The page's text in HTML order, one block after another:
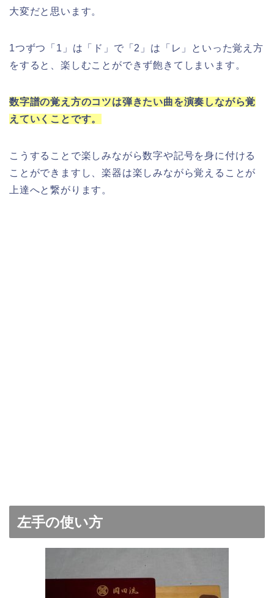
大変だと思います。
1つずつ「1」は「ド」で「2」は「レ」といった覚え方
をすると、楽しむことができず飽きてしまいます。
数字譜の覚え方のコツは弾きたい曲を演奏しながら覚
えていくことです。
こうすることで楽しみながら数字や記号を身に付ける
ことができますし、楽器は楽しみながら覚えることが
上達へと繋がります。
左手の使い方